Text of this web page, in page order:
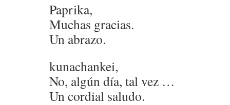
Paprika,
Muchas gracias.
Un abrazo.
kunachankei,
No, algún día, tal vez …
Un cordial saludo.